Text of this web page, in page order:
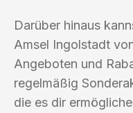
Darüber hinaus
Amsel Ingolstadt
Angeboten und
regelmäßig
die es dir